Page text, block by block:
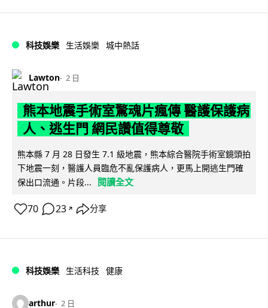
科技娛樂 生活娛樂 城中熱話
Lawton 2 日
熊本地震手術室驚魂片瘋傳 醫護保護病
人、逃生門 網民讚值得尊敬
熊本縣 7 月 28 日發生 7.1 級地震，熊本綜合醫院手術室鏡頭拍
下地震一刻，醫護人員臨危不亂保護病人，更馬上開逃生門確
保出口流通。片段...
閱讀全文
70 23 ↗ 分享
科技娛樂 生活科技 健康
arthur 2 日